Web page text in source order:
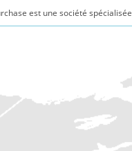
est une société